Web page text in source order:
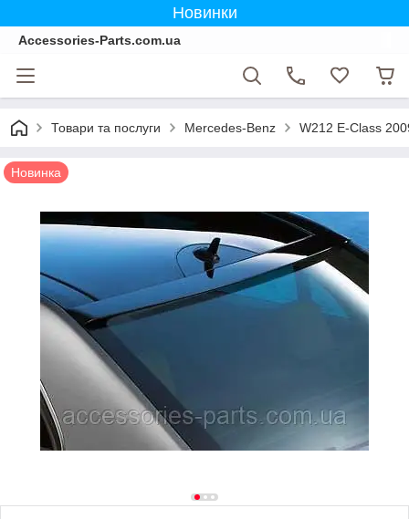
Новинки
Accessories-Parts.com.ua
Товари та послуги Mercedes-Benz W212 E-Class
Новинка